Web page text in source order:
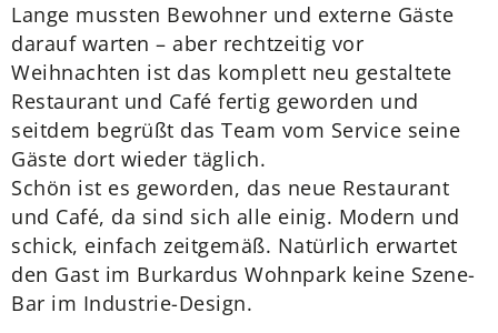
Lange mussten Bewohner und externe Gäste
darauf warten – aber rechtzeitig vor
Weihnachten ist das komplett neu gestaltete
Restaurant und Café fertig geworden und
seitdem begrüßt das Team vom Service seine
Gäste dort wieder täglich.
Schön ist es geworden, das neue Restaurant
und Café, da sind sich alle einig. Modern und
schick, einfach zeitgemäß. Natürlich erwartet
den Gast im Burkardus Wohnpark keine Szene-
Bar im Industrie-Design.